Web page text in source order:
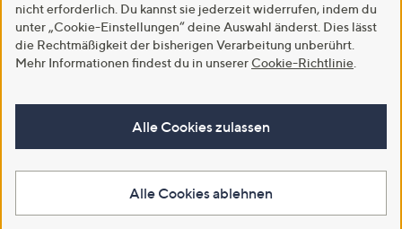
nicht erforderlich. Du kannst sie jederzeit widerrufen, indem du
unter „Cookie-Einstellungen“ deine Auswahl änderst. Dies lässt
die Rechtmäßigkeit der bisherigen Verarbeitung unberührt.
Mehr Informationen findest du in unserer Cookie-Richtlinie
Alle Cookies zulassen
Alle Cookies ablehnen